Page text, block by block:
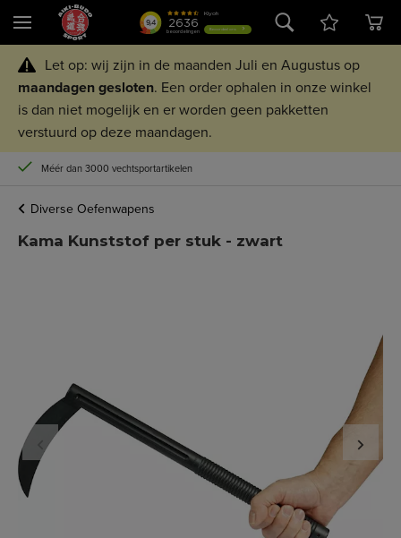
Let op: wij zijn in de maanden Juli en Augustus op
maandagengesloten. Een order ophalen in onze winkel
is dan niet mogelijk en er worden geen pakketten
verstuurd op deze maandagen.
Méér dan 3000 vechtsportartikelen
Diverse Oefenwapens
Kama Kunststof per stuk - zwart